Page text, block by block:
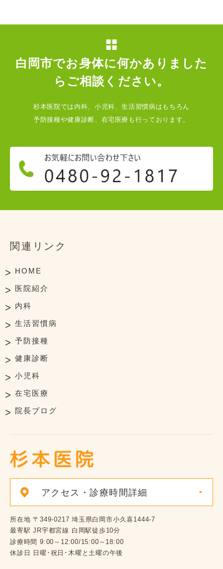
白岡市でお身体に何かありました
らご相談ください。
杉本医院では内科、小児科、生活習慣病はもちろん
予防接種や健康診断、在宅医療も行っております。
関連リンク
HOME
医院紹介
内科
生活習慣病
予防接種
健康診断
小児科
在宅医療
院長ブログ
アクセス・診療時間詳細
所在地 〒349-0217 埼玉県白岡市小久喜1444-7
最寄駅 JR宇都宮線 白岡駅徒歩10分
診療時間 9:00～12:00/15:00～18:00
休診日
日曜･祝日･木曜と土曜の午後